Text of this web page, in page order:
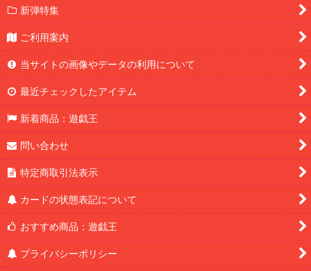
新弾特集
ご利用案内
当サイトの画像やデータの利用について
最近チェックしたアイテム
新着商品：遊戯王
問い合わせ
特定商取引法表示
カードの状態表記について
おすすめ商品：遊戯王
プライバシーポリシー